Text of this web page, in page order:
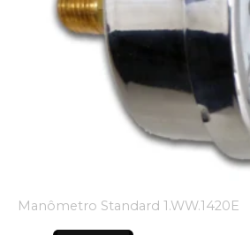
Manômetro Standard 1.WW.1420E